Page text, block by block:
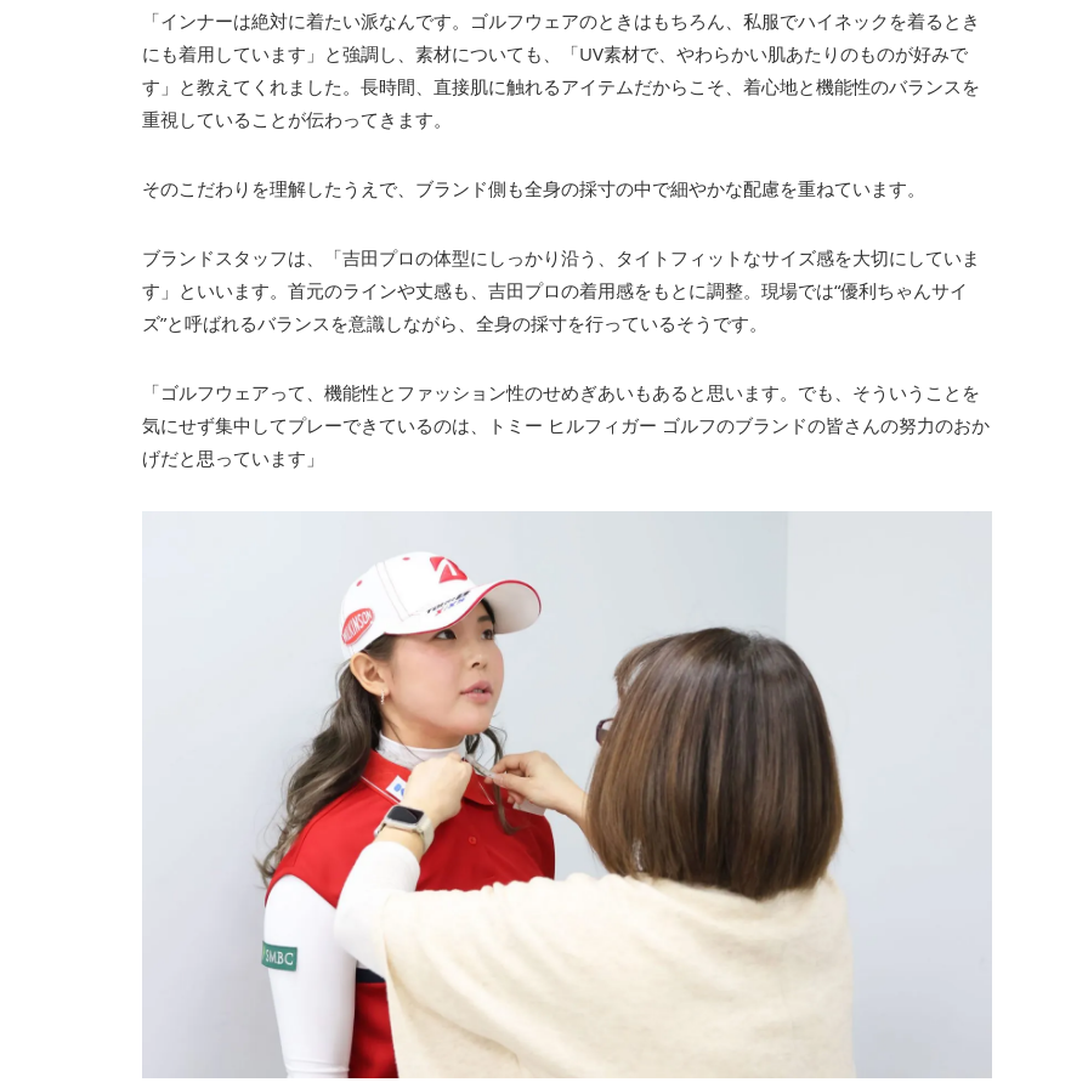
「インナーは絶対に着たい派なんです。ゴルフウェアのときはもちろん、私服でハイネックを着るとき
にも着用しています」と強調し、素材についても、「UV素材で、やわらかい肌あたりのものが好みで
す」と教えてくれました。長時間、直接肌に触れるアイテムだからこそ、着心地と機能性のバランスを
重視していることが伝わってきます。
そのこだわりを理解したうえで、ブランド側も全身の採寸の中で細やかな配慮を重ねています。
ブランドスタッフは、「吉田プロの体型にしっかり沿う、タイトフィットなサイズ感を大切にしていま
す」といいます。首元のラインや丈感も、吉田プロの着用感をもとに調整。現場では“優利ちゃんサイ
ズ”と呼ばれるバランスを意識しながら、全身の採寸を行っているそうです。
「ゴルフウェアって、機能性とファッション性のせめぎあいもあると思います。でも、そういうことを
気にせず集中してプレーできているのは、トミー ヒルフィガー ゴルフのブランドの皆さんの努力のおか
げだと思っています」